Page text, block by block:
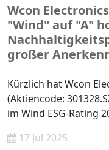
Wcon
"Wind" auf "A"
großer
Kürzlich hat Wcon
(Aktiencode:
im Wind ESG-Rating
Ratings in der
17 Jul 2025